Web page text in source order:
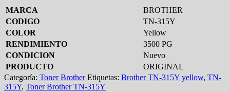
MARCA
BROTHER
CODIGO
TN-315Y
COLOR
Yellow
RENDIMIENTO
3500 PG
CONDICION
Nuevo
PRODUCTO
ORIGINAL
Categoría: Toner Brother Etiquetas: Brother TN-315Y yellow, TN-
315Y, Toner Brother TN-315Y